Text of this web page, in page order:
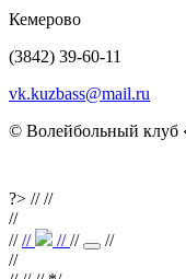
Кемерово
(3842) 39-60-11
vk.kuzbass@mail.ru
© Волейбольный клуб
?> ////
//
//// ////
//
//